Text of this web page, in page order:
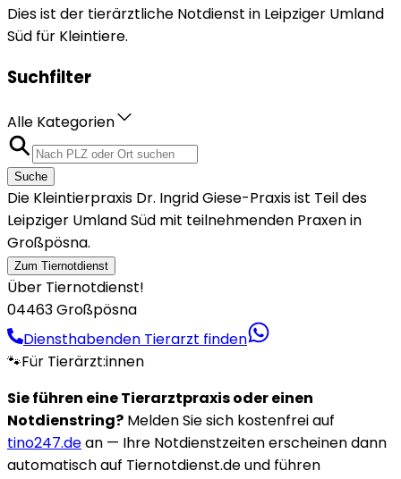
Dies ist der tierärztliche Notdienst in Leipziger Umland
Süd für Kleintiere.
Suchfilter
Alle Kategorien
Suche
Die Kleintierpraxis Dr. Ingrid Giese-Praxis ist Teil des
Leipziger Umland Süd mit teilnehmenden Praxen in
Großpösna.
Zum Tiernotdienst
Über Tiernotdienst!
04463 Großpösna
Diensthabenden Tierarzt finden
🐾Für Tierärzt:innen
Sie führen eine Tierarztpraxis oder einen
Notdienstring? Melden Sie sich kostenfrei auf
tino247.dean — Ihre Notdienstzeiten erscheinen dann
automatisch auf Tiernotdienst.de und führen